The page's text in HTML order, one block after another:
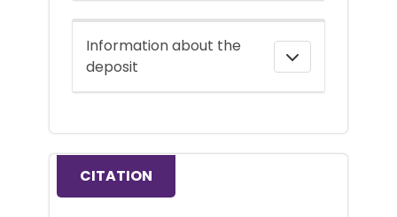
Information about the
deposit
CITATION